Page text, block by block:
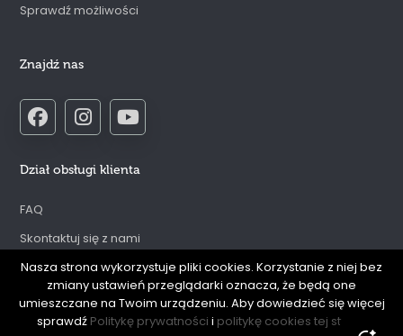
Nasza strona wykorzystuje pliki cookies. Korzystanie z niej bez
zmiany ustawień przeglądarki oznacza, że będą one
umieszczane na Twoim urządzeniu. Aby dowiedzieć się więcej
sprawdź Politykę prywatności i politykę cookies tej strony
Sprawdź możliwości
Znajdź nas
Dział obsługi klienta
FAQ
Skontaktuj się z nami
Regulamin serwisu internetowego
Polityka prywatności
Odstąpienie od umowy